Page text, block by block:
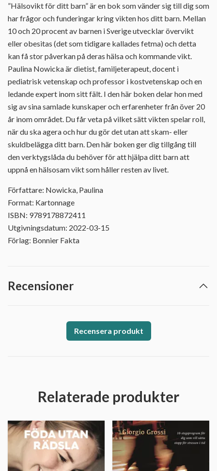
”Hälsovikt för ditt barn” är en bok som vänder sig till dig som
har frågor och funderingar kring vikten hos ditt barn. Mellan
10 och 20 procent av barnen i Sverige utvecklar övervikt
eller obesitas (det som tidigare kallades fetma) och detta
kan få stor påverkan på deras hälsa och kommande vikt.
Paulina Nowicka är dietist, familjeterapeut, docent i
pediatrisk vetenskap och professor i kostvetenskap och en
ledande expert inom sitt fält. I den här boken delar hon med
sig av sina samlade kunskaper och erfarenheter från över 20
år inom området. Du får veta på vilket sätt vikten spelar roll,
när du ska agera och hur du gör det utan att skam- eller
skuldbelägga ditt barn. Den här boken ger dig tillgång till
den verktygslåda du behöver för att hjälpa ditt barn att
uppnå en hälsosam vikt som håller resten av livet.
Författare: Nowicka, Paulina
Format: Kartonnage
ISBN: 9789178872411
Utgivningsdatum: 2022-03-15
Förlag: Bonnier Fakta
Recensioner
Recensera produkt
Relaterade produkter